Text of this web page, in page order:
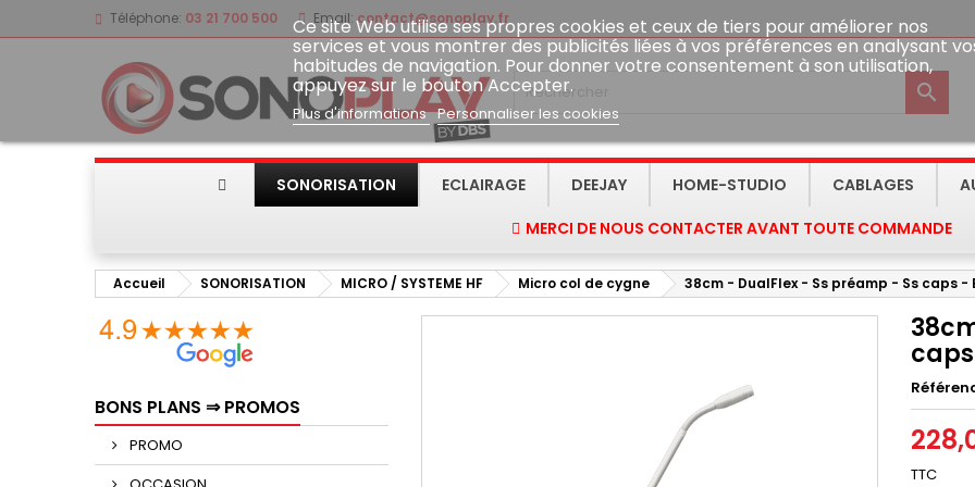
Téléphone: 03 21 700 500 Email: contact@sonoplay.fr

Ce site Web utilise ses propres cookies et ceux de tiers pour améliorer nos
services et vous montrer des publicités liées à vos préférences en analysant
habitudes de navigation. Pour donner votre consentement à son utilisation,
appuyez sur le bouton Accepter.
Plus d'informations Personnaliser les cookies
SONORISATION ECLAIRAGE DEEJAY HOME-STUDIO CABLAGES
MERCI DE NOUS CONTACTER AVANT TOUTE COMMANDE
Accueil SONORISATION MICRO / SYSTEME HF Micro col de cygne 38cm - DualFlex - Ss préamp - Ss caps -
BONS PLANS ⇒ PROMOS
PROMO
TTC